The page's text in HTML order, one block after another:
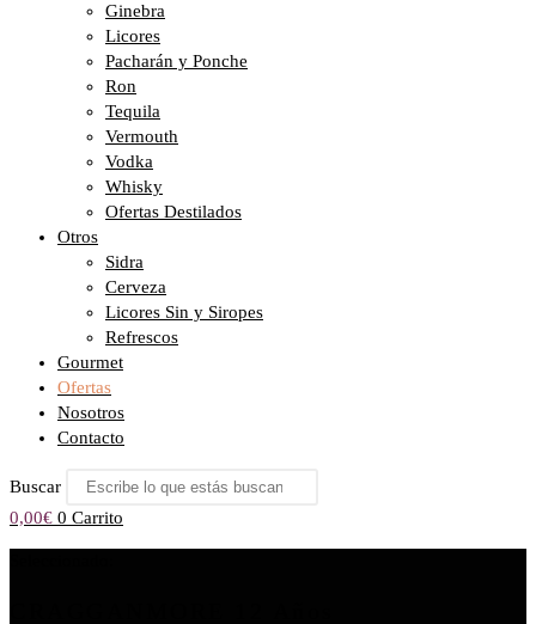
Ginebra
Licores
Pacharán y Ponche
Ron
Tequila
Vermouth
Vodka
Whisky
Ofertas Destilados
Otros
Sidra
Cerveza
Licores Sin y Siropes
Refrescos
Gourmet
Ofertas
Nosotros
Contacto
Buscar
0,00€ 0 Carrito